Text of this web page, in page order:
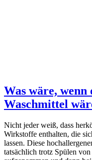
Was wäre, wenn
Waschmittel
Nicht jeder weiß, dass
Wirkstoffe enthalten, die
lassen. Diese
tatsächlich trotz Spülen